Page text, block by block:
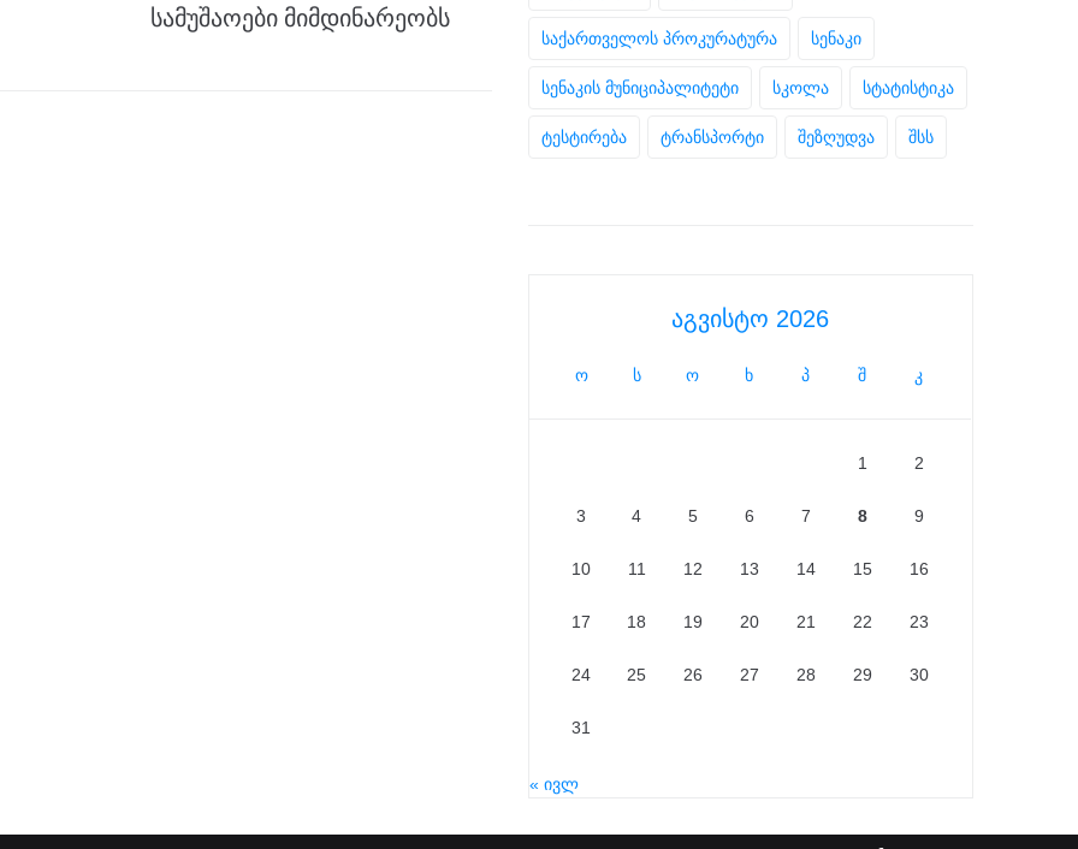
სამუშაოები მიმდინარეობს
საქართველოს პროკურატურა სენაკი
სენაკის მუნიციპალიტეტი სკოლა სტატისტიკა
ტესტირება ტრანსპორტი შეზღუდვა შსს
აგვისტო 2026
ო ს ო ხ პ შ კ
1 2
3 4 5 6 7 8 9
10 11 12 13 14 15 16
17 18 19 20 21 22 23
24 25 26 27 28 29 30
31
« ივლ